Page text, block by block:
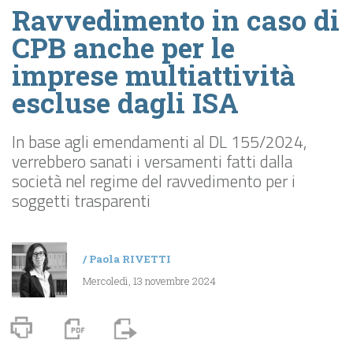
Ravvedimento in caso di
CPB anche per le
imprese multiattività
escluse dagli ISA
In base agli emendamenti al DL 155/2024,
verrebbero sanati i versamenti fatti dalla
società nel regime del ravvedimento per i
soggetti trasparenti
/Paola RIVETTI
Mercoledì, 13 novembre 2024